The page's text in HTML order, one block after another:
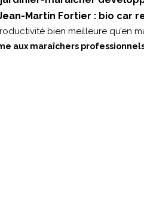
Martin Fortier : bio car
bien meilleure qu’en
aux maraîchers